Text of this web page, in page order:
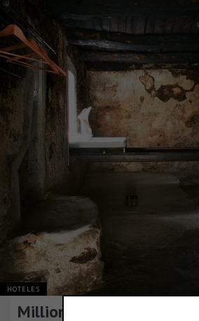
HOTELES
Million Donkey Hotel in